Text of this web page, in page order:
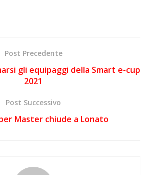
Post Precedente
gli equipaggi della Smart e-cup
2021
Post Successivo
Master chiude a Lonato